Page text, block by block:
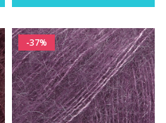
-37%